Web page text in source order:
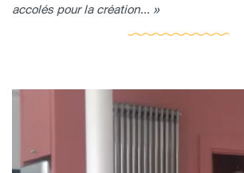
accolés pour la création... »